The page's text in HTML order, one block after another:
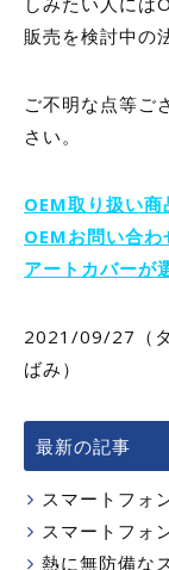
販売を検討中の
ご不明な点等ご
さい。
OEM取り扱い
OEMお問い合
アートカバーが
2021/09/27（タ
ばみ ）
最新の記事
スマートフォ
スマートフォ
熱に無防備な